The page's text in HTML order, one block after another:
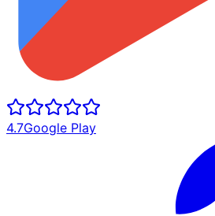
4.7Google Play